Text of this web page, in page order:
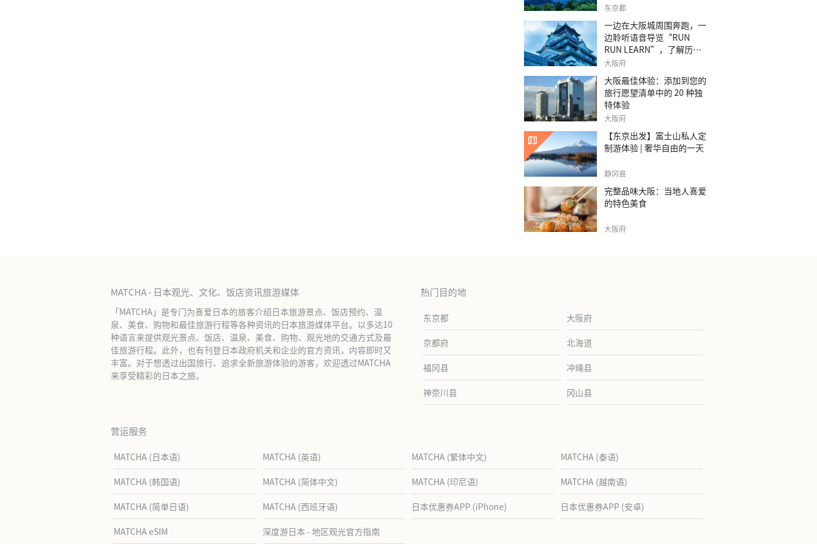
之旅。
东京都
一边在大阪城周围奔跑，一
边聆听语音导览“RUN
RUN LEARN”，了解历
史。
大阪府
大阪最佳体验：添加到您的
旅行愿望清单中的 20 种独
特体验
大阪府
【东京出发】富士山私人定
制游体验 | 奢华自由的一天
静冈县
完整品味大阪：当地人喜爱
的特色美食
大阪府
MATCHA - 日本观光、文化、饭店资讯旅游媒体
「MATCHA」是专门为喜爱日本的旅客介绍日本旅游景点、饭店预约、温
泉、美食、购物和最佳旅游行程等各种资讯的日本旅游媒体平台。以多达10
种语言来提供观光景点、饭店、温泉、美食、购物、观光地的交通方式及最
佳旅游行程。此外，也有刊登日本政府机关和企业的官方资讯，内容即时又
丰富。对于想透过出国旅行、追求全新旅游体验的游客，欢迎透过MATCHA
来享受精彩的日本之旅。
热门目的地
东京都 大阪府
京都府 北海道
福冈县 冲绳县
神奈川县 冈山县
营运服务
MATCHA (日本语) MATCHA (英语) MATCHA (繁体中文) MATCHA (泰语)
MATCHA (韩国语) MATCHA (简体中文) MATCHA (印尼语) MATCHA (越南语)
MATCHA (简单日语) MATCHA (西班牙语) 日本优惠券APP (iPhone) 日本优惠券APP (安卓)
MATCHA eSIM 深度游日本 - 地区观光官方指南